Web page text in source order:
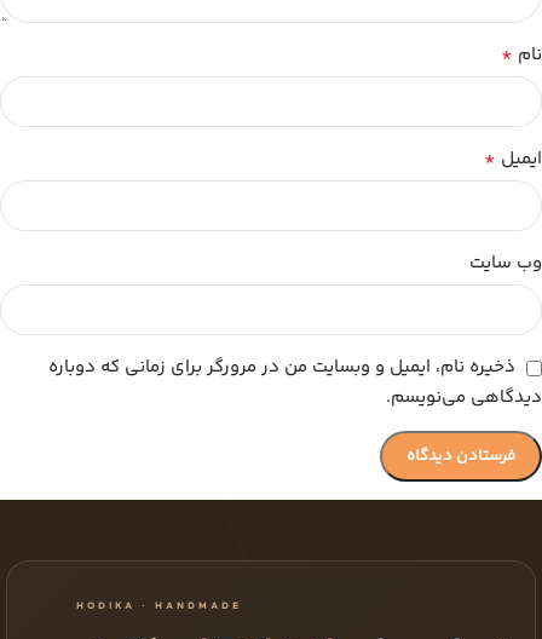
نام *
ایمیل *
وب‌ سایت
ذخیره نام، ایمیل و وبسایت من در مرورگر برای زمانی که دوباره
دیدگاهی می‌نویسم.
HODIKA · HANDMADE